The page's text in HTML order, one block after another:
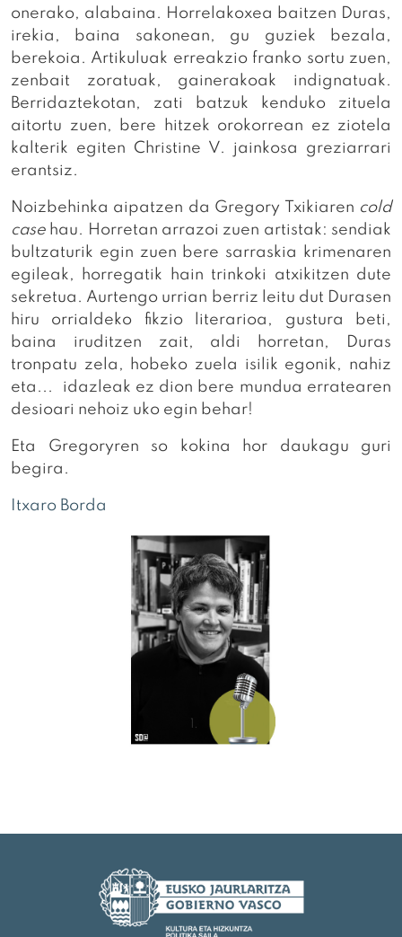
onerako, alabaina. Horrelakoxea baitzen Duras,
irekia, baina sakonean, gu guziek bezala,
berekoia. Artikuluak erreakzio franko sortu zuen,
zenbait zoratuak, gainerakoak indignatuak.
Berridaztekotan, zati batzuk kenduko zituela
aitortu zuen, bere hitzek orokorrean ez ziotela
kalterik egiten Christine V. jainkosa greziarrari
erantsiz.
Noizbehinka aipatzen da Gregory Txikiaren cold
case hau. Horretan arrazoi zuen artistak: sendiak
bultzaturik egin zuen bere sarraskia krimenaren
egileak, horregatik hain trinkoki atxikitzen dute
sekretua. Aurtengo urrian berriz leitu dut Durasen
hiru orrialdeko fikzio literarioa, gustura beti,
baina iruditzen zait, aldi horretan, Duras
tronpatu zela, hobeko zuela isilik egonik, nahiz
eta... idazleak ez dion bere mundua erratearen
desioari nehoiz uko egin behar!
Eta Gregoryren so kokina hor daukagu guri
begira.
Itxaro Borda